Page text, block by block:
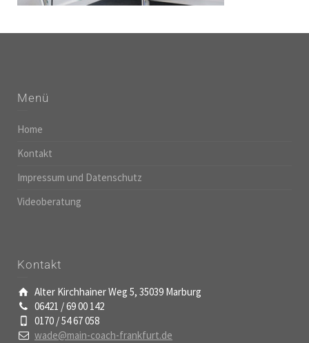
Menü
Home
Kontakt
Impressum und Datenschutz
Videoberatung
Kontakt
Alter Kirchhainer Weg 5, 35039 Marburg
06421 / 69 00 142
0170 / 54 67 058
wade@main-coach-frankfurt.de